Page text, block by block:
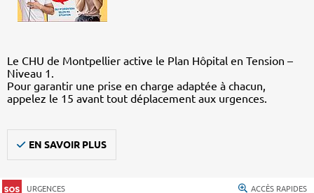
Le CHU de Montpellier active le Plan Hôpital en Tension –
Niveau 1.
Pour garantir une prise en charge adaptée à chacun,
appelez le 15 avant tout déplacement aux urgences.
EN SAVOIR PLUS
URGENCES ACCÈS RAPIDES